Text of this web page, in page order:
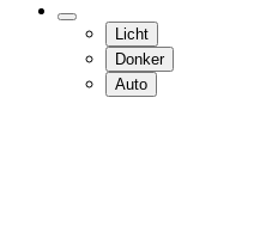
Licht
Donker
Auto